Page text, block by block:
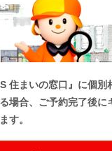
住まいの窓口』に個
場合、ご予約完了後に
す。